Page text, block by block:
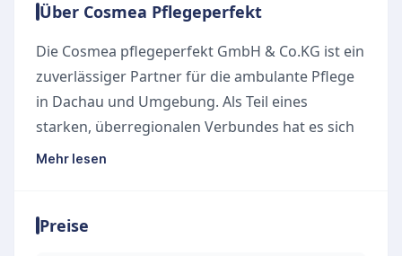
Über Cosmea Pflegeperfekt
Die Cosmea pflegeperfekt GmbH & Co.KG ist ein
zuverlässiger Partner für die ambulante Pflege
in Dachau und Umgebung. Als Teil eines
starken, überregionalen Verbundes hat es sich
der Pflegedienst zur Aufgabe gemacht,
ermöglichen. Dabei stehen eine professionelle,
Mehr lesen
Preise